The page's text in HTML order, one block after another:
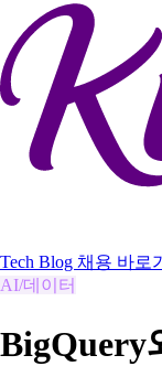
Tech Blog 채용 바로
AI/데이터
BigQuery